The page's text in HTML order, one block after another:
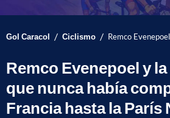
Gol Caracol / Ciclismo / Remco
Remco Evenepoel y
que nunca había
Francia hasta la París